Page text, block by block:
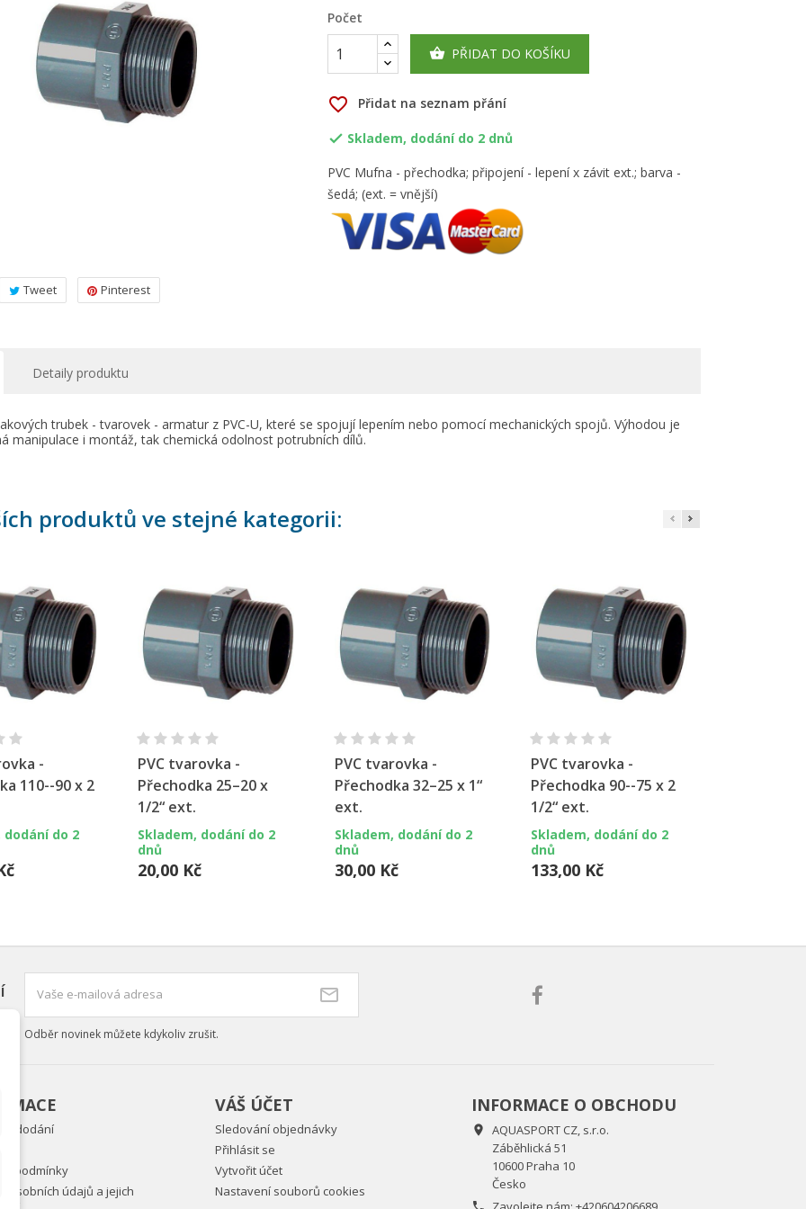
Tweet Pinterest
Počet
 PŘIDAT DO KOŠÍKU
favorite_border Přidat na seznam přání
 Skladem, dodání do 2 dnů
PVC Mufna - přechodka; připojení - lepení x závit ext.; barva -
šedá; (ext. = vnější)
Detaily produktu
trubek - tvarovek - armatur z PVC-U, které se spojují lepením nebo pomocí mechanických spojů. Výhodou je
manipulace i montáž, tak chemická odolnost potrubních dílů.
produktů ve stejné kategorii:
náhled
-
110--90 x 2
dodání do 2
Rychlý náhled
PVC tvarovka -
Přechodka 25–20 x
1/2“ ext.
Skladem, dodání do 2
dnů
20,00 Kč
Rychlý náhled
PVC tvarovka -
Přechodka 32–25 x 1“
ext.
Skladem, dodání do 2
dnů
30,00 Kč
Rychlý náhled
PVC tvarovka -
Přechodka 90--75 x 2
1/2“ ext.
Skladem, dodání do 2
dnů
133,00 Kč
Odběr novinek můžete kdykoliv zrušit.
dodání
podmínky
osobních údajů a jejich
VÁŠ ÚČET
Sledování objednávky
Přihlásit se
Vytvořit účet
Nastavení souborů cookies
INFORMACE O OBCHODU

AQUASPORT CZ, s.r.o.
Záběhlická 51
10600 Praha 10
Česko

se ×